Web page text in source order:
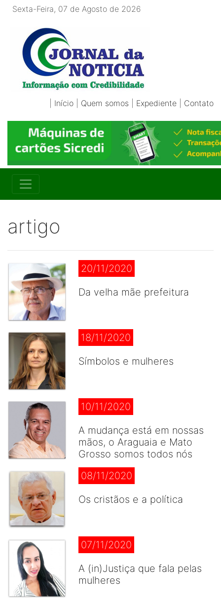
Sexta-Feira, 07 de Agosto de 2026
Início Quem somos Expediente Contato
artigo
20/11/2020
Da velha mãe prefeitura
18/11/2020
Símbolos e mulheres
10/11/2020
A mudança está em nossas
mãos, o Araguaia e Mato
Grosso somos todos nós
08/11/2020
Os cristãos e a política
07/11/2020
A (in)Justiça que fala pelas
mulheres